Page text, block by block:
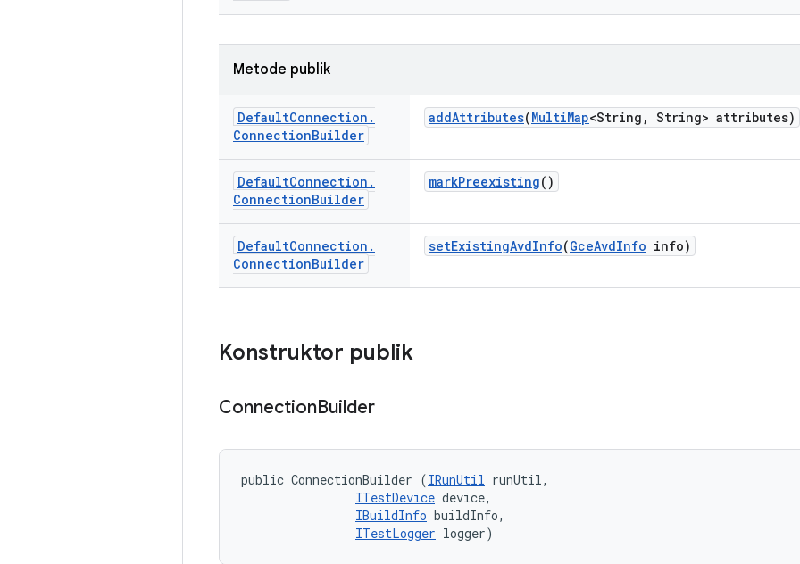
Metode publik
DefaultConnection .
ConnectionBuilder
addAttributes(MultiMap<String , String> attributes)
DefaultConnection .
ConnectionBuilder
markPreexisting()
DefaultConnection .
ConnectionBuilder
setExistingAvdInfo(GceAvdInfo info)
Konstruktor publik
ConnectionBuilder
public ConnectionBuilder (IRunUtil runUtil,
ITestDevice device,
IBuildInfo buildInfo,
ITestLogger logger)